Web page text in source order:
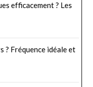
efficacement ? Les
? Fréquence idéale et